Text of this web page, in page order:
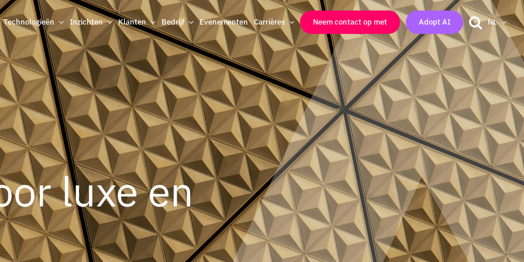
Technologieën Inzichten Klanten Bedrijf Evenementen Carrières Neem contact op met Adopt AI NL
luxe en